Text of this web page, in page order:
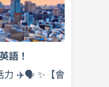
$3,200，
出
國
在
｜
英
商
×
語！
力 ✈️🗣️ ✨【會